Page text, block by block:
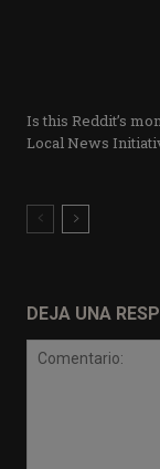
Is this Reddit’s
Local News
DEJA UNA